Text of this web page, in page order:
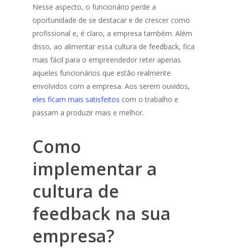
Nesse aspecto, o funcionário perde a
oportunidade de se destacar e de crescer como
profissional e, é claro, a empresa também. Além
disso, ao alimentar essa cultura de feedback, fica
mais fácil para o empreendedor reter apenas
aqueles funcionários que estão realmente
envolvidos com a empresa. Aos serem ouvidos,
eles ficam mais satisfeitos com o trabalho e
passam a produzir mais e melhor.
Como
implementar a
cultura de
feedback na sua
empresa?